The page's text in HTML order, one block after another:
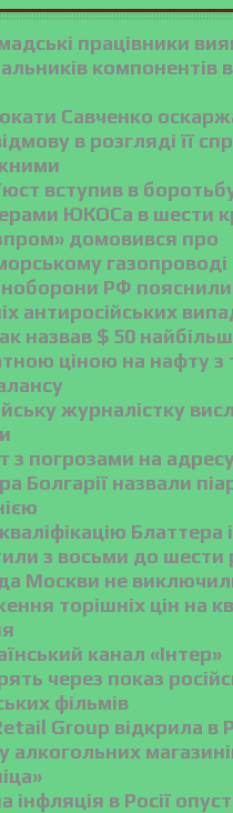
працівники
компонентів
Савченко
в розгляді її
вступив в
ЮКОСа в шести
домовився про
газопроводі
РФ
антиросійських
назвав $ 50 найбільш
ціною на нафту з
журналістку
з погрозами на адресу
Болгарії назвали
Блаттера
з восьми до шести
Москви не
торішніх цін на
канал «Інтер»
через показ
фільмів
Group відкрила в
алкогольних
інфляція в Росії